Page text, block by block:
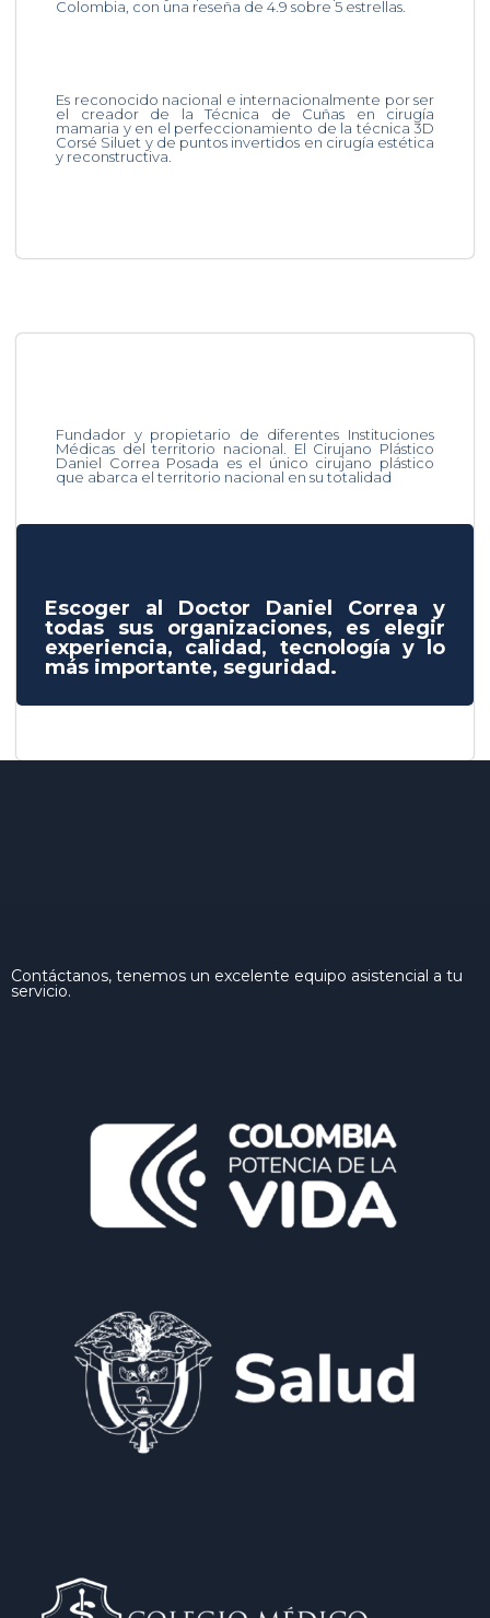
Colombia, con una reseña de 4.9 sobre 5 estrellas.
Es reconocido nacional e internacionalmente por ser
el creador de la Técnica de Cuñas en cirugía
mamaria y en el perfeccionamiento de la técnica 3D
Corsé Siluet y de puntos invertidos en cirugía estética
y reconstructiva.
Fundador y propietario de diferentes Instituciones
Médicas del territorio nacional. El Cirujano Plástico
Daniel Correa Posada es el único cirujano plástico
que abarca el territorio nacional en su totalidad
Escoger al Doctor Daniel Correa y
todas sus organizaciones, es elegir
experiencia, calidad, tecnología y lo
más importante, seguridad.
Contáctanos, tenemos un excelente equipo asistencial a tu
servicio.